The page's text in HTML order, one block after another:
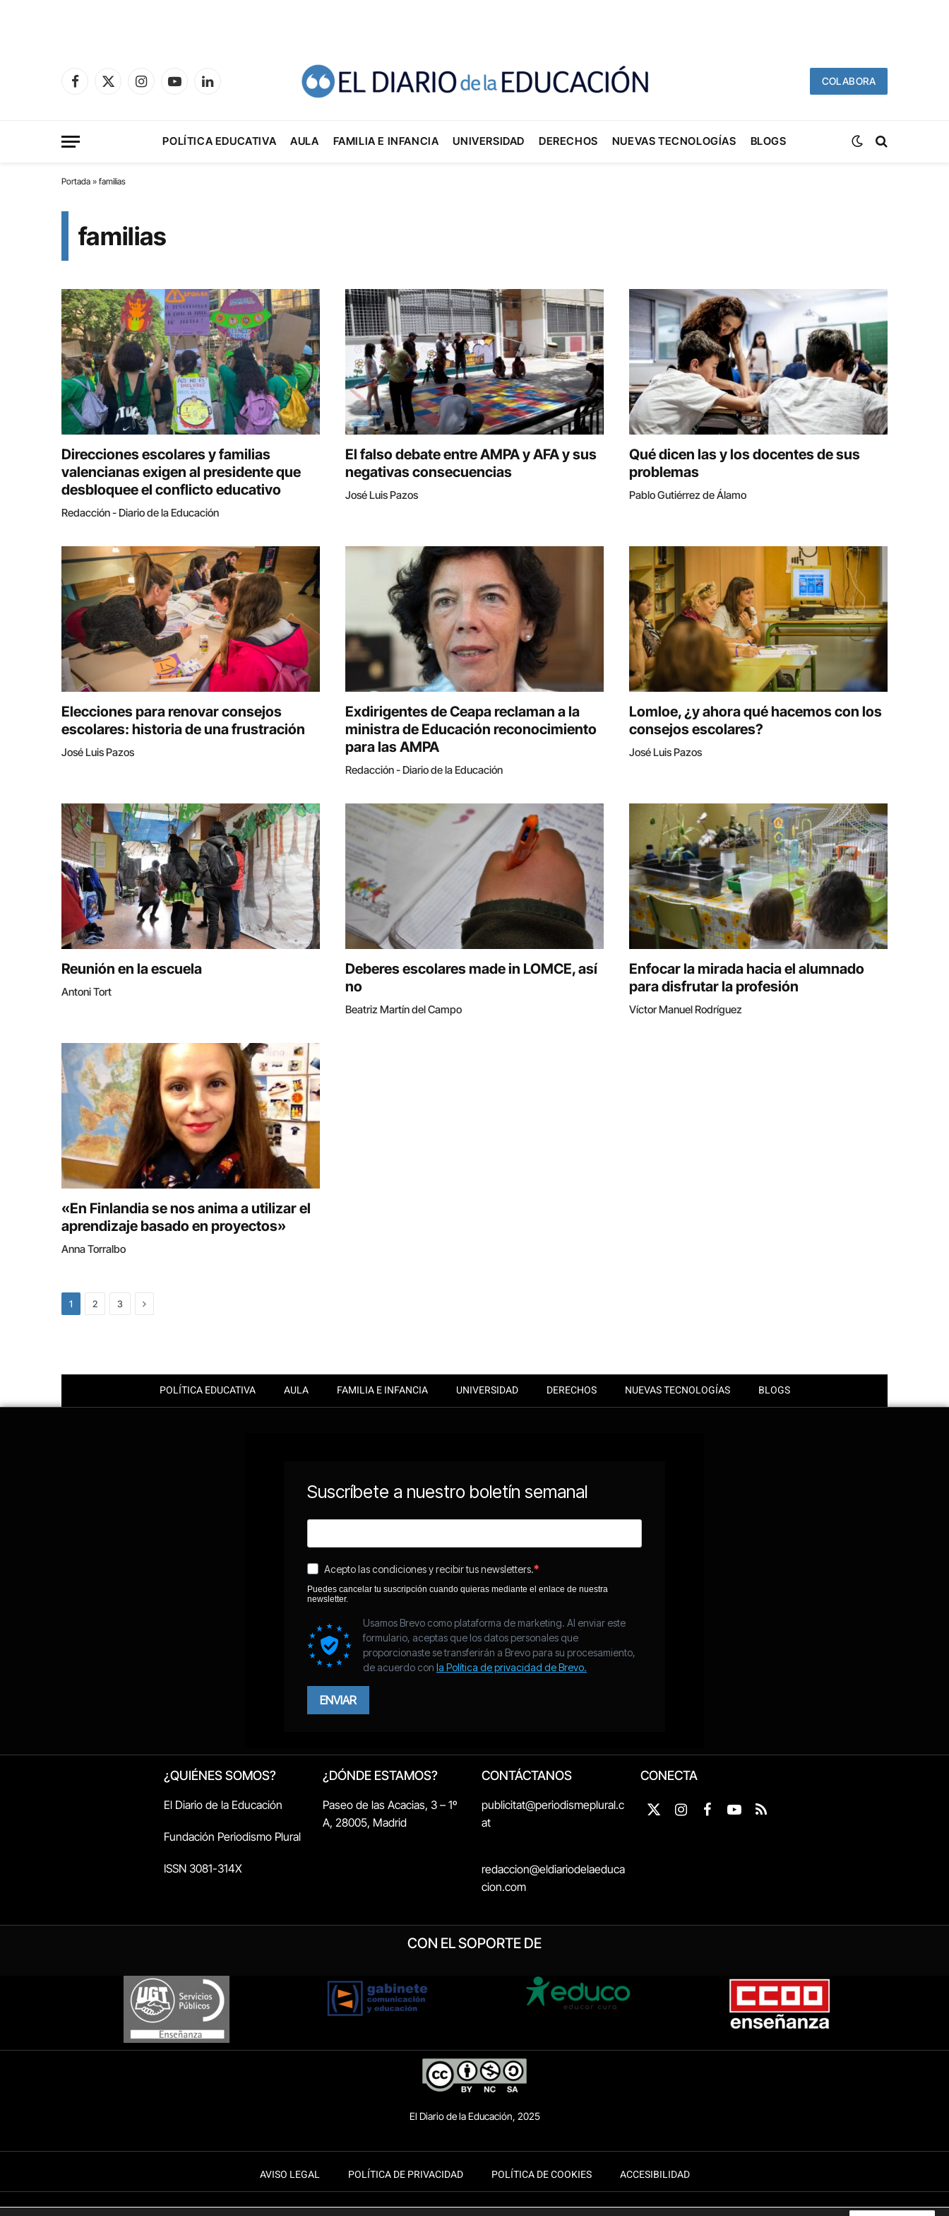
Facebook
X
InstagramYouTubeLinkedIn
COLABORA
POLÍTICA EDUCATIVA AULA FAMILIA E INFANCIA UNIVERSIDAD DERECHOS NUEVAS TECNOLOGÍAS BLOGS
Portada » familias
familias
Direcciones escolares y familias
valencianas exigen al presidente que
desbloquee el conflicto educativo
Redacción - Diario de la Educación
El falso debate entre AMPA y AFA y sus
negativas consecuencias
José Luis Pazos
Qué dicen las y los docentes de sus
problemas
Pablo Gutiérrez de Álamo
Elecciones para renovar consejos
escolares: historia de una frustración
José Luis Pazos
Exdirigentes de Ceapa reclaman a la
ministra de Educación reconocimiento
para las AMPA
Redacción - Diario de la Educación
Lomloe, ¿y ahora qué hacemos con los
consejos escolares?
José Luis Pazos
Reunión en la escuela
Antoni Tort
Deberes escolares made in LOMCE, así
no
Beatriz Martín del Campo
Enfocar la mirada hacia el alumnado
para disfrutar la profesión
Víctor Manuel Rodríguez
«En Finlandia se nos anima a utilizar el
aprendizaje basado en proyectos»
Anna Torralbo
1 2 3 Next
POLÍTICA EDUCATIVA AULA FAMILIA E INFANCIA UNIVERSIDAD DERECHOS NUEVAS TECNOLOGÍAS BLOGS
¿QUIÉNES SOMOS?
El Diario de la Educación
Fundación Periodismo Plural
ISSN 3081-314X
¿DÓNDE ESTAMOS?
Paseo de las Acacias, 3 – 1º
A, 28005, Madrid
CONTÁCTANOS
publicitat@periodismeplural.c
at
redaccion@eldiariodelaeduca
cion.com
CONECTA
X
InstagramFacebookYouTubeRSS
CON EL SOPORTE DE
El Diario de la Educación, 2025
AVISO LEGAL POLÍTICA DE PRIVACIDAD POLÍTICA DE COOKIES ACCESIBILIDAD